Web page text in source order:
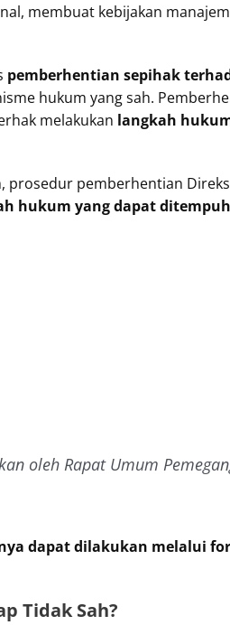
membuat kebijakan
pemberhentian sepihak
hukum yang sah.
melakukan langkah
prosedur pemberhentian
hukum yang dapat
oleh Rapat Umum
dapat dilakukan melalui
Tidak Sah?